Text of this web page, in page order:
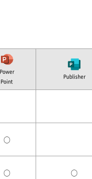
Power
Point
Publisher
○
○ ○